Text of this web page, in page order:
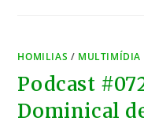
HOMILIAS / MULTIMÍDIA
Podcast
Dominical